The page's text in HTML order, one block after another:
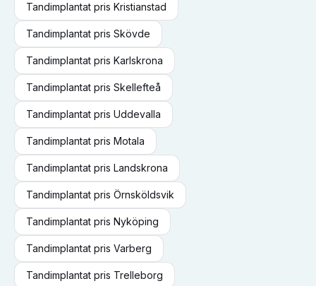
Tandimplantat pris Kristianstad
Tandimplantat pris Skövde
Tandimplantat pris Karlskrona
Tandimplantat pris Skellefteå
Tandimplantat pris Uddevalla
Tandimplantat pris Motala
Tandimplantat pris Landskrona
Tandimplantat pris Örnsköldsvik
Tandimplantat pris Nyköping
Tandimplantat pris Varberg
Tandimplantat pris Trelleborg